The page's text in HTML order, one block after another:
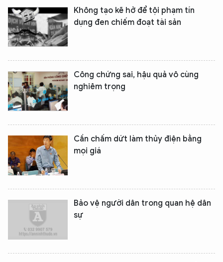
Không tạo kẽ hở để tội phạm tín
dụng đen chiếm đoạt tài sản
Công chứng sai, hậu quả vô cùng
nghiêm trọng
Cần chấm dứt làm thủy điện bằng
mọi giá
Bảo vệ người dân trong quan hệ dân
sự